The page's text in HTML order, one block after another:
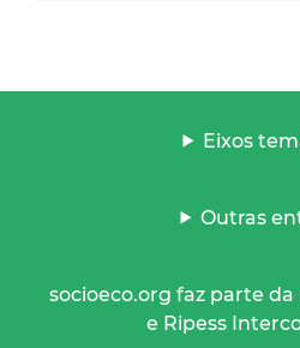
Eixos
Outras
socioeco.org faz parte da
e Ripess